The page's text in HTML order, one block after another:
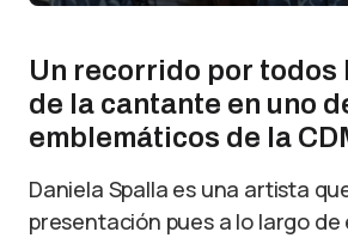
Un recorrido por todos
de la cantante en uno
emblemáticos de la
Daniela Spalla es una artista
presentación pues a lo largo de